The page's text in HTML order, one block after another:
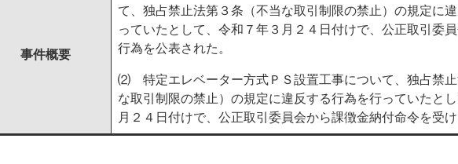
事件概要
て、独占禁止法第３条（不当な取引制限の禁止）の規定に
っていたとして、令和７年３月２４日付けで、公正取引委
行為を公表された。
⑵ 特定エレベーター方式ＰＳ設置工事について、独占禁止
な取引制限の禁止）の規定に違反する行為を行っていたと
月２４日付けで、公正取引委員会から課徴金納付命令を受け